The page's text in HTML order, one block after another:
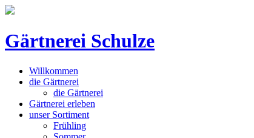
Gärtnerei Schulze
Willkommen
die Gärtnerei
die Gärtnerei
Gärtnerei erleben
unser Sortiment
Frühling